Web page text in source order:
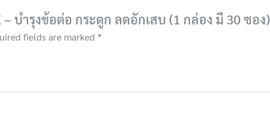
– บำรุงข้อต่อ กระดูก ลดอักเสบ (1 กล่อง มี 30 ซอง
fields are marked *